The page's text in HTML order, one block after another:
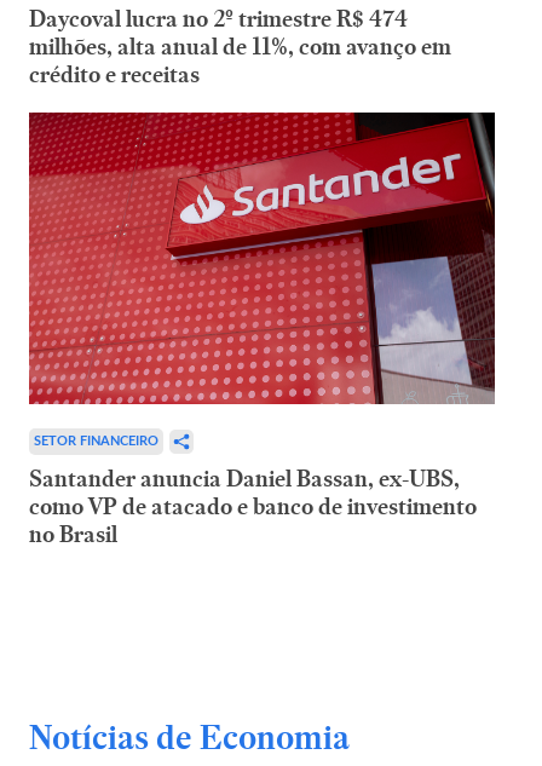
Daycoval lucra no 2º trimestre R$ 474
milhões, alta anual de 11%, com avanço em
crédito e receitas
SETOR FINANCEIRO
Santander anuncia Daniel Bassan, ex-UBS,
como VP de atacado e banco de investimento
no Brasil
Notícias de Economia